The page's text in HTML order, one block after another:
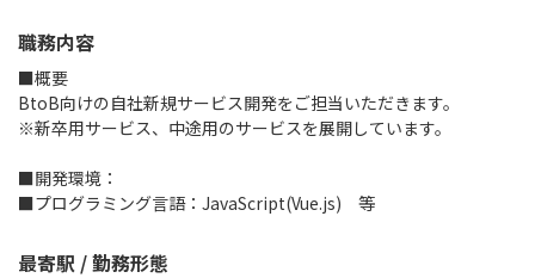
職務内容
■概要
BtoB向けの自社新規サービス開発をご担当いただきます。
※新卒用サービス、中途用のサービスを展開しています。
■開発環境：
■プログラミング言語：JavaScript(Vue.js) 等
最寄駅 / 勤務形態